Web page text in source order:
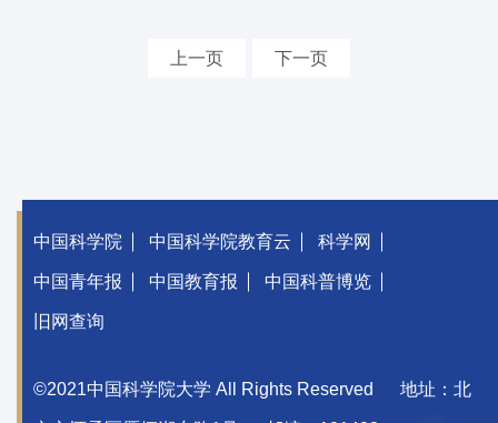
上一页 下一页
中国科学院 中国科学院教育云 科学网
中国青年报 中国教育报 中国科普博览
旧网查询
©2021中国科学院大学 All Rights Reserved 地址：北